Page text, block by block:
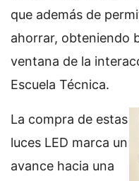
que además de
ahorrar, obteniendo
ventana de la
Escuela Técnica.
La compra de estas
luces LED marca un
avance hacia una